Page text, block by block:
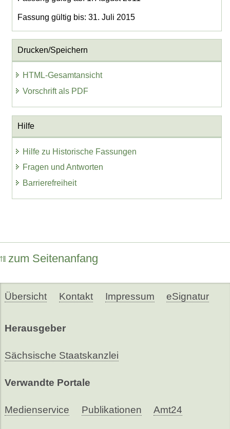
Fassung gültig bis: 31. Juli 2015
Drucken/Speichern
HTML-Gesamtansicht
Vorschrift als PDF
Hilfe
Hilfe zu Historische Fassungen
Fragen und Antworten
Barrierefreiheit
zum Seitenanfang
Übersicht Kontakt Impressum eSignatur
Herausgeber
Sächsische Staatskanzlei
Verwandte Portale
Medienservice Publikationen Amt24